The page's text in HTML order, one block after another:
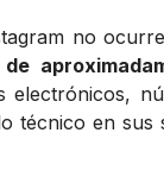
no
electrónicos,
técnico en sus